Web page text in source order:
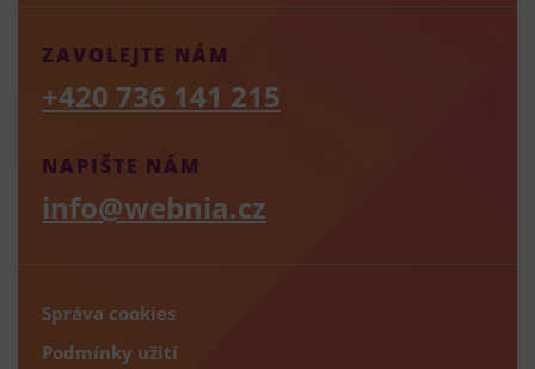
NAPIŠTE NÁM
info@webnia.cz
ZAVOLEJTE NÁM
+420 736 141 215
Správa cookies
Podmínky užití